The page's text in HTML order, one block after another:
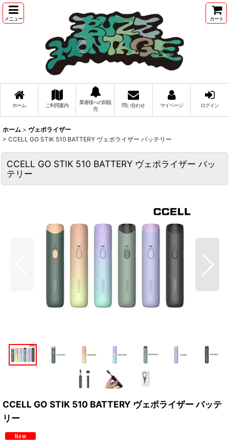
メニュー カート
ホーム ご利用案内
業者様への卸販
売
問い合わせ マイページ ログイン
ホーム > ヴェポライザー
> CCELL GO STIK 510 BATTERY ヴェポライザー バッテリー
CCELL GO STIK 510 BATTERY ヴェポライザー バッ
テリー
CCELL GO STIK 510 BATTERY ヴェポライザー バッテ
リー